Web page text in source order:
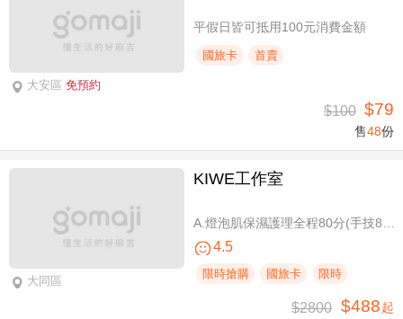
大安區 免預約
平假日皆可抵用100元消費金額
國旅卡 首賣
$100 $79
售48份
大同區
KIWE工作室
A.燈泡肌保濕護理全程80分(手技80分) / B.薰衣草美白保濕護理 全程80分/ C.排痠精油全身循環按摩共60分(手技60分)/ D.《不限體驗單次券》黃金體態美型平衡(腰腹/臀腿)二選一 全程40分(手技40分)
4.5
限時搶購 國旅卡 限時
$2800 $488起